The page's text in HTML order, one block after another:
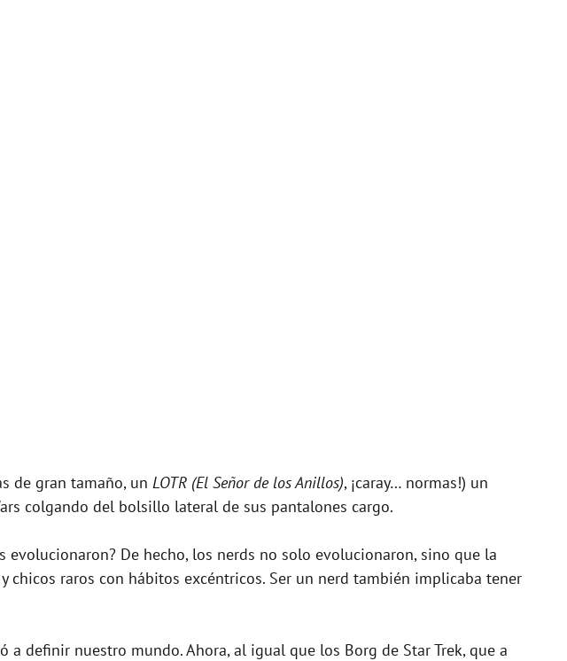
de gran tamaño, un LOTR (El Señor de los Anillos), ¡caray… normas!) un
colgando del bolsillo lateral de sus pantalones cargo.
De hecho, los nerds no solo evolucionaron, sino que la
raros con hábitos excéntricos. Ser un nerd también implicaba tener
definir nuestro mundo. Ahora, al igual que los Borg de Star Trek, que a